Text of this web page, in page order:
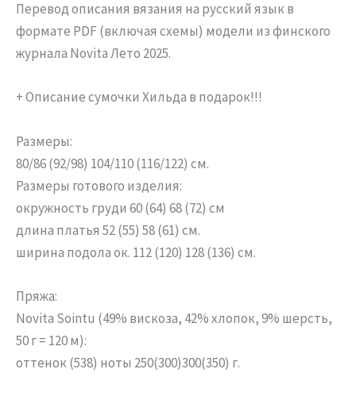
Перевод описания вязания на русский язык в
формате PDF (включая схемы) модели из финского
журнала Novita Лето 2025.
+ Описание сумочки Хильда в подарок!!!
Размеры:
80/86 (92/98) 104/110 (116/122) см.
Размеры готового изделия:
окружность груди 60 (64) 68 (72) см
длина платья 52 (55) 58 (61) см.
ширина подола ок. 112 (120) 128 (136) см.
Пряжа:
Novita Sointu (49% вискоза, 42% хлопок, 9% шерсть,
50 г = 120 м):
оттенок (538) ноты 250(300)300(350) г.